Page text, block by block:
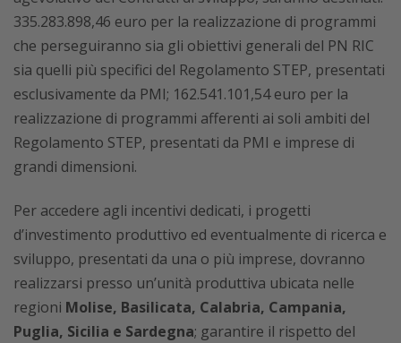
335.283.898,46 euro per la realizzazione di programmi
che perseguiranno sia gli obiettivi generali del PN RIC
sia quelli più specifici del Regolamento STEP, presentati
esclusivamente da PMI; 162.541.101,54 euro per la
realizzazione di programmi afferenti ai soli ambiti del
Regolamento STEP, presentati da PMI e imprese di
grandi dimensioni.
Per accedere agli incentivi dedicati, i progetti
d’investimento produttivo ed eventualmente di ricerca e
sviluppo, presentati da una o più imprese, dovranno
realizzarsi presso un’unità produttiva ubicata nelle
regioni Molise, Basilicata, Calabria, Campania,
Puglia, Sicilia e Sardegna; garantire il rispetto del